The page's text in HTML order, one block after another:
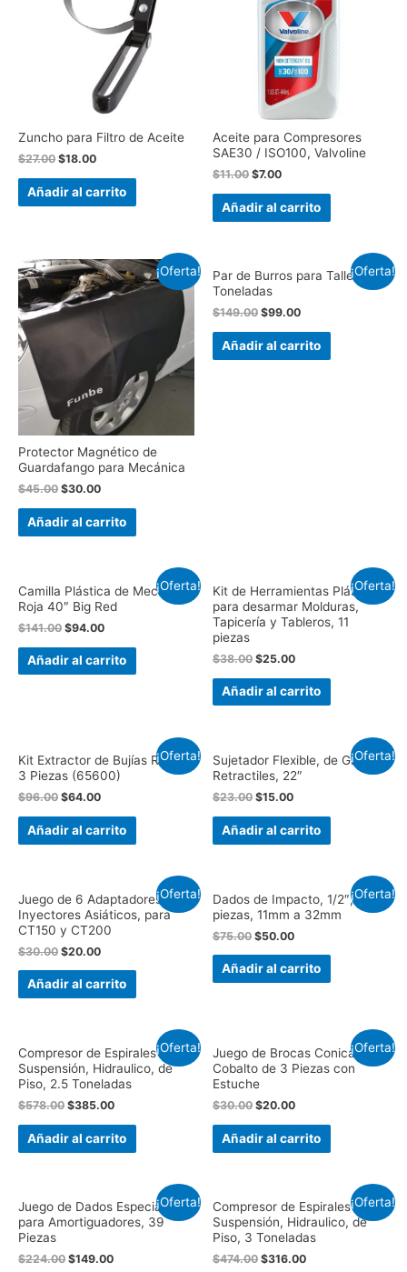
Zuncho para Filtro de Aceite
$27.00 $18.00
Añadir al carrito
Aceite para Compresores
SAE30 / ISO100, Valvoline
$11.00 $7.00
Añadir al carrito
¡Oferta!
Protector Magnético de
Guardafango para Mecánica
$45.00 $30.00
Añadir al carrito
¡Oferta!
Par de Burros para Taller, 6
Toneladas
$149.00 $99.00
Añadir al carrito
¡Oferta!
Camilla Plástica de Mecánico
Roja 40″ Big Red
$141.00 $94.00
Añadir al carrito
¡Oferta!
Kit de Herramientas Plásticas,
para desarmar Molduras,
Tapicería y Tableros, 11
piezas
$38.00 $25.00
Añadir al carrito
¡Oferta!
Kit Extractor de Bujías Rotas,
3 Piezas (65600)
$96.00 $64.00
Añadir al carrito
¡Oferta!
Sujetador Flexible, de Garras
Retractiles, 22″
$23.00 $15.00
Añadir al carrito
¡Oferta!
Juego de 6 Adaptadores para
Inyectores Asiáticos, para
CT150 y CT200
$30.00 $20.00
Añadir al carrito
¡Oferta!
Dados de Impacto, 1/2″, 14
piezas, 11mm a 32mm
$75.00 $50.00
Añadir al carrito
¡Oferta!
Compresor de Espirales de
Suspensión, Hidraulico, de
Piso, 2.5 Toneladas
$578.00 $385.00
Añadir al carrito
¡Oferta!
Juego de Brocas Conicas de
Cobalto de 3 Piezas con
Estuche
$30.00 $20.00
Añadir al carrito
¡Oferta!
Juego de Dados Especiales
para Amortiguadores, 39
Piezas
$224.00 $149.00
¡Oferta!
Compresor de Espirales de
Suspensión, Hidraulico, de
Piso, 3 Toneladas
$474.00 $316.00